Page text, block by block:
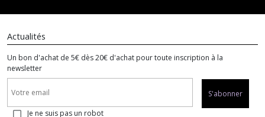
Actualités
Un bon d'achat de 5€ dès 20€ d'achat pour toute inscription à la
newsletter
S'abonner
Je ne suis pas un robot